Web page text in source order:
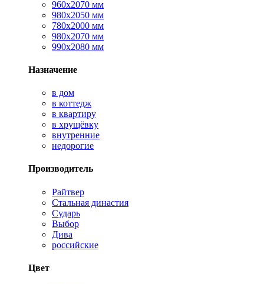
960х2070 мм
980х2050 мм
780х2000 мм
980х2070 мм
990х2080 мм
Назначение
в дом
в коттедж
в квартиру
в хрущёвку
внутренние
недорогие
Производитель
Райтвер
Стальная династия
Сударь
Выбор
Дива
российские
Цвет